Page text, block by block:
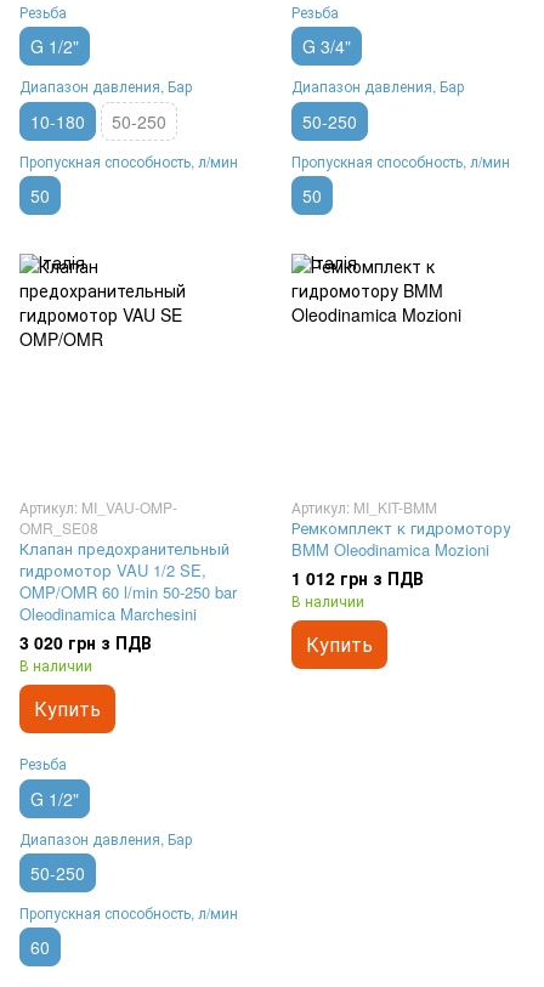
Резьба
G 1/2"
Диапазон давления, Бар
10-180 50-250
Пропускная способность, л/мин
50
Резьба
G 3/4"
Диапазон давления, Бар
50-250
Пропускная способность, л/мин
50
Артикул: MI_VAU-OMP-
OMR_SE08
Клапан предохранительный
гидромотор VAU 1/2 SE,
OMP/OMR 60 l/min 50-250 bar
Oleodinamica Marchesini
3 020 грн з ПДВ
В наличии
Купить
Резьба
G 1/2"
Диапазон давления, Бар
50-250
Пропускная способность, л/мин
60
Артикул: MI_KIT-BMM
Ремкомплект к гидромотору
BMM Oleodinamica Mozioni
1 012 грн з ПДВ
В наличии
Купить